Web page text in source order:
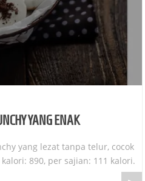
YANG ENAK
yang lezat tanpa telur, cocok
890, per sajian: 111 kalori.